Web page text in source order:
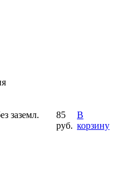
заземл.
85
руб.
В
корзину